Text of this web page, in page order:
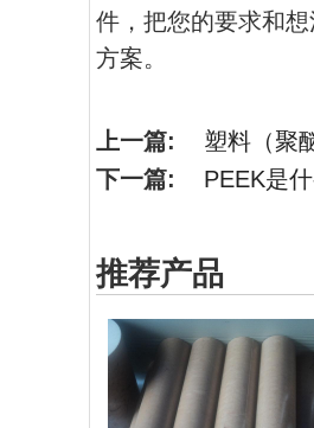
件，把您的要求和
方案。
上一篇: 塑料（聚
下一篇: PEEK是
推荐产品